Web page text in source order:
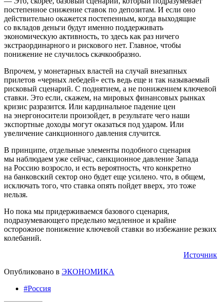
постепенное снижение ставок по депозитам. И если оно
действительно окажется постепенным, когда выходящие
со вкладов деньги будут именно поддерживать
экономическую активность, то здесь как раз ничего
экстраординарного и рискового нет. Главное, чтобы
понижение не случилось скачкообразно.
Впрочем, у монетарных властей на случай внезапных
прилетов «черных лебедей» есть ведь еще и так называемый
рисковый сценарий. С поднятием, а не понижением ключевой
ставки. Это если, скажем, на мировых финансовых рынках
кризис разразится. Или кардинальное падение цен
на энергоносители произойдет, в результате чего наши
экспортные доходы могут оказаться под ударом. Или
увеличение санкционного давления случится.
В принципе, отдельные элементы подобного сценария
мы наблюдаем уже сейчас, санкционное давление Запада
на Россию возросло, и есть вероятность, что конкретно
на банковский сектор оно будет еще усилено. что, в общем,
исключать того, что ставка опять пойдет вверх, это тоже
нельзя.
Но пока мы придерживаемся базового сценария,
подразумевающего предельно медленное и крайне
осторожное понижение ключевой ставки во избежание резких
колебаний.
Источник
Опубликовано в ЭКОНОМИКА
#Россия